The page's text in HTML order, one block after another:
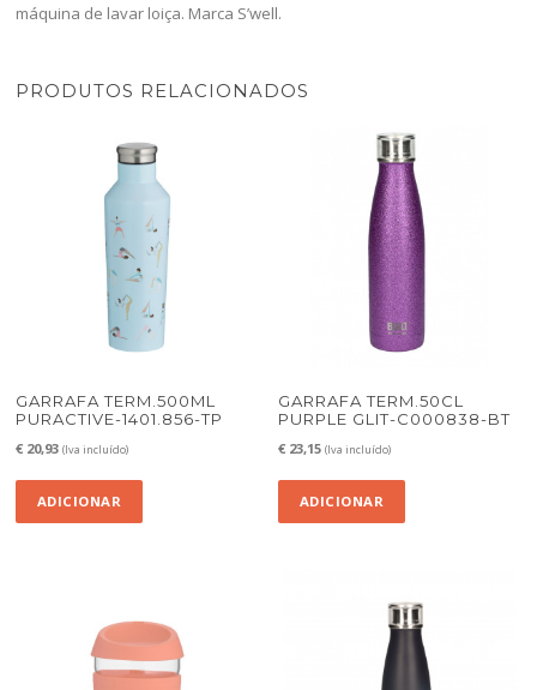
máquina de lavar loiça. Marca S’well.
PRODUTOS RELACIONADOS
GARRAFA TERM.500ML
PURACTIVE-1401.856-TP
€ 20,93 (Iva incluído)
ADICIONAR
GARRAFA TERM.50CL
PURPLE GLIT-C000838-BT
€ 23,15 (Iva incluído)
ADICIONAR